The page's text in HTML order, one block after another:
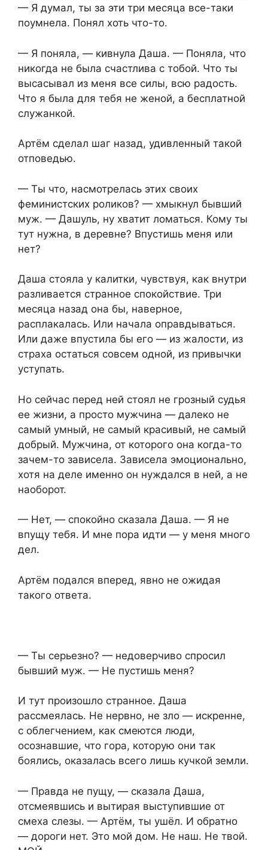
— Я думал, ты за эти три месяца все-таки
поумнела. Понял хоть что-то.
— Я поняла, — кивнула Даша. — Поняла, что
никогда не была счастлива с тобой. Что ты
высасывал из меня все силы, всю радость.
Что я была для тебя не женой, а бесплатной
служанкой.
Артём сделал шаг назад, удивленный такой
отповедью.
— Ты что, насмотрелась этих своих
феминистских роликов? — хмыкнул бывший
муж. — Дашуль, ну хватит ломаться. Кому ты
тут нужна, в деревне? Впустишь меня или
нет?
Даша стояла у калитки, чувствуя, как внутри
разливается странное спокойствие. Три
месяца назад она бы, наверное,
расплакалась. Или начала оправдываться.
Или даже впустила бы его — из жалости, из
страха остаться совсем одной, из привычки
уступать.
Но сейчас перед ней стоял не грозный судья
ее жизни, а просто мужчина — далеко не
самый умный, не самый красивый, не самый
добрый. Мужчина, от которого она когда-то
зачем-то зависела. Зависела эмоционально,
хотя на деле именно он нуждался в ней, а не
наоборот.
— Нет, — спокойно сказала Даша. — Я не
впущу тебя. И мне пора идти — у меня много
дел.
Артём подался вперед, явно не ожидая
такого ответа.
— Ты серьезно? — недоверчиво спросил
бывший муж. — Не пустишь меня?
И тут произошло странное. Даша
рассмеялась. Не нервно, не зло — искренне,
с облегчением, как смеются люди,
осознавшие, что гора, которую они так
боялись, оказалась всего лишь кучкой земли.
— Правда не пущу, — сказала Даша,
отсмеявшись и вытирая выступившие от
смеха слезы. — Артём, ты ушёл. И обратно
— дороги нет. Это мой дом. Не наш. Не твой.